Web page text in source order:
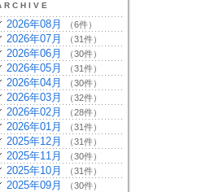
2026年08月 （6件）
2026年07月 （31件）
2026年06月 （30件）
2026年05月 （31件）
2026年04月 （30件）
2026年03月 （32件）
2026年02月 （28件）
2026年01月 （31件）
2025年12月 （31件）
2025年11月 （30件）
2025年10月 （31件）
2025年09月 （30件）